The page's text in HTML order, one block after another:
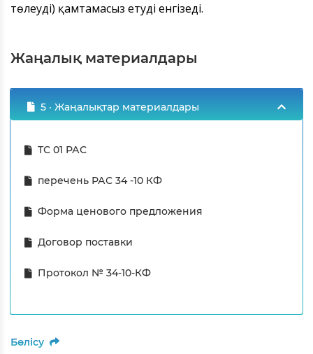
төлеуді) қамтамасыз етуді енгізеді.
Жаңалық материалдары
5 · Жаңалықтар материалдары
ТС 01 РАС
перечень РАС 34 -10 КФ
Форма ценового предложения
Договор поставки
Протокол № 34-10-КФ
Бөлісу